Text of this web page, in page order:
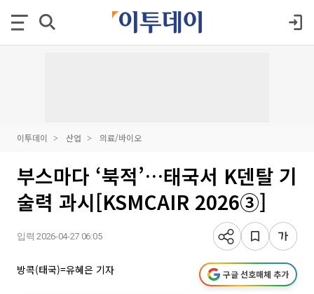
이투데이 산업 의료/바이오
부스마다 ‘북적’…태국서 K덴탈 기
술력 과시[KSMCAIR 2026③]
입력 2026-04-27 06:05
방콕(태국)=유혜은 기자 구글 선호매체 추가